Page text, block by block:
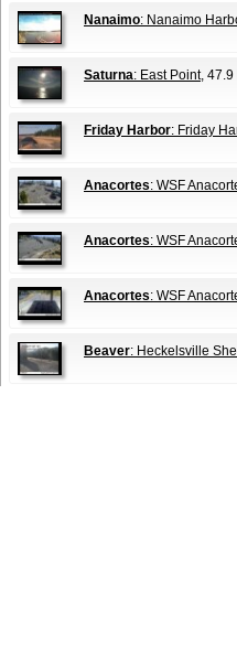
Nanaimo: Nanaimo
Saturna: East Point, 47.9
Friday Harbor: Friday
Anacortes: WSF
Anacortes: WSF
Anacortes: WSF
Beaver: Heckelsville